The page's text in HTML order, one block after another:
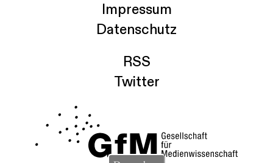
Impressum
Datenschutz
RSS
Twitter